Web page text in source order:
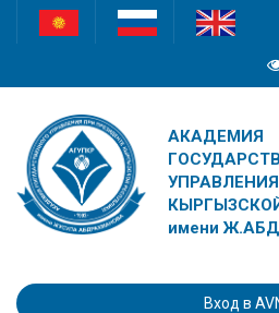
АКАДЕМИЯ
имени
Вход в